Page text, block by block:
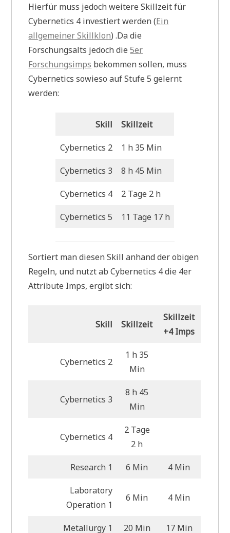
Hierfür muss jedoch weitere Skillzeit für
Cybernetics 4 investiert werden (Ein
allgemeiner Skillklon) .Da die
Forschungsalts jedoch die5er
Forschungsimps bekommen sollen, muss
Cybernetics sowieso auf Stufe 5 gelernt
werden:
Skill Skillzeit
Cybernetics 2 1 h 35 Min
Cybernetics 3 8 h 45 Min
Cybernetics 4 2 Tage 2 h
Cybernetics 5 11 Tage 17 h
Sortiert man diesen Skill anhand der obigen
Regeln, und nutzt ab Cybernetics 4 die 4er
Attribute Imps, ergibt sich:
Skill Skillzeit
Skillzeit
+4 Imps
Cybernetics 2
1 h 35
Min
Cybernetics 3
8 h 45
Min
Cybernetics 4
2 Tage
2 h
Research 1 6 Min 4 Min
Laboratory
Operation 1
6 Min 4 Min
Metallurgy 1 20 Min 17 Min